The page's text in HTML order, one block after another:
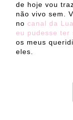
de hoje vou
não vivo sem.
no canal da
eu pudesse ter
os meus
eles.